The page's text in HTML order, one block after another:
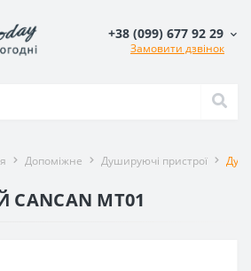
+38 (099) 677 92 29
Замовити дзвінок
Допоміжне Душируючі пристрої Душ
MT01